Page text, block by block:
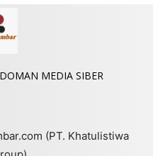
MEDIA SIBER
(PT. Khatulistiwa